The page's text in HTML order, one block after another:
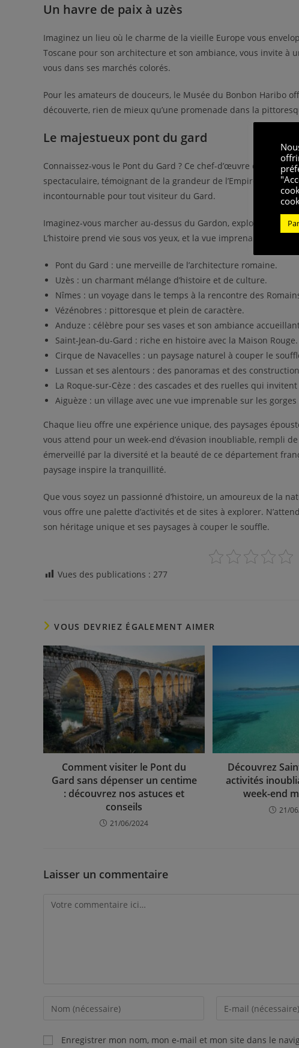
Un havre de paix à uzès
Imaginez un lieu où le charme de la vieille Europe vous
Toscane pour son architecture et son ambiance, vous invite à
vous dans ses marchés colorés.
Pour les amateurs de douceurs, le Musée du Bonbon Haribo
découverte, rien de mieux qu’une promenade dans la
Le majestueux pont du gard
Connaissez-vous le Pont du Gard ? Ce chef-d’œuvre de
spectaculaire, témoignant de la grandeur de l’Empire romain.
incontournable pour tout visiteur du Gard.
Imaginez-vous marcher au-dessus du Gardon, explorant les
L’histoire prend vie sous vos yeux, et la vue imprenable sur les
Pont du Gard : une merveille de l’architecture romaine.
Uzès : un charmant mélange d’histoire et de culture.
Nîmes : un voyage dans le temps à la rencontre des
Vézénobres : pittoresque et plein de caractère.
Anduze : célèbre pour ses vases et son ambiance
Saint-Jean-du-Gard : riche en histoire avec la Maison Rouge.
Cirque de Navacelles : un paysage naturel à couper le
Lussan et ses alentours : des panoramas et des
La Roque-sur-Cèze : des cascades et des ruelles qui
Aiguèze : un village avec une vue imprenable sur les gorges
Chaque lieu offre une expérience unique, des paysages
vous attend pour un week-end d’évasion inoubliable, rempli
émerveillé par la diversité et la beauté de ce département
paysage inspire la tranquillité.
Que vous soyez un passionné d’histoire, un amoureux de la
vous offre une palette d’activités et de sites à explorer.
son héritage unique et ses paysages à couper le souffle.
Vues des publications : 277
VOUS DEVRIEZ ÉGALEMENT AIMER
Comment visiter le Pont du
Gard sans dépenser un centime
: découvrez nos astuces et
conseils
21/06/2024
Découvrez
activités
week-end
21/
Laisser un commentaire
Enregistrer mon nom, mon e-mail et mon site dans le